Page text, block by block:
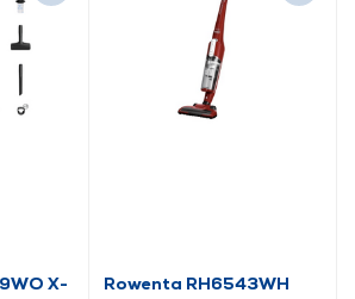
X-
Rowenta RH6543WH